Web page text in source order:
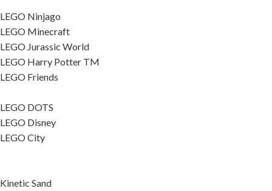
LEGO Ninjago
LEGO Minecraft
LEGO Jurassic World
LEGO Harry Potter TM
LEGO Friends
LEGO DOTS
LEGO Disney
LEGO City
Kinetic Sand